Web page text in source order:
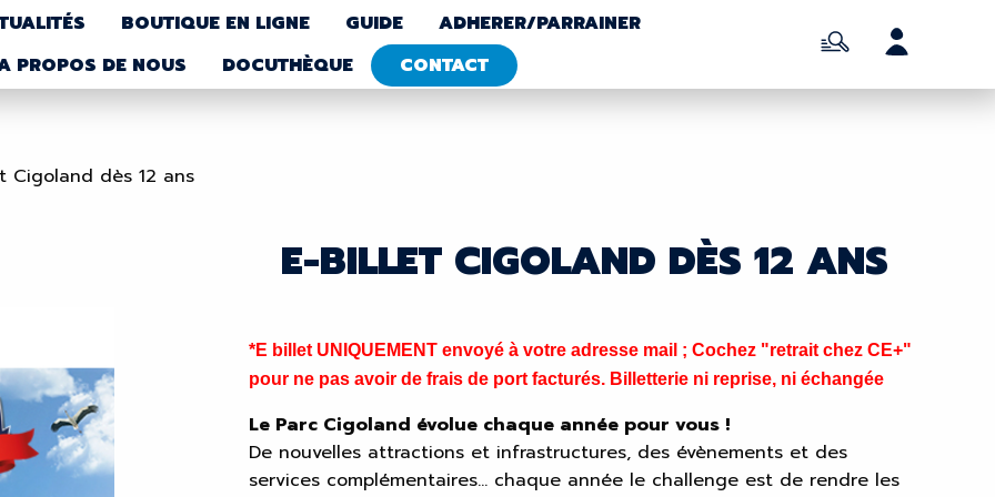
BOUTIQUE EN LIGNE GUIDE
ADHERER/PARRAINER
PROPOS DE NOUS
DOCUTHÈQUE CONTACT
Cigoland dès 12 ans
E-BILLET CIGOLAND DÈS 12 ANS
*E billet UNIQUEMENT envoyé à votre adresse mail ; Cochez "retrait chez CE+"
pour ne pas avoir de frais de port facturés. Billetterie ni reprise, ni échangée
Le Parc Cigoland évolue chaque année pour vous !
De nouvelles attractions et infrastructures, des évènements et des
services complémentaires… chaque année le challenge est de rendre les